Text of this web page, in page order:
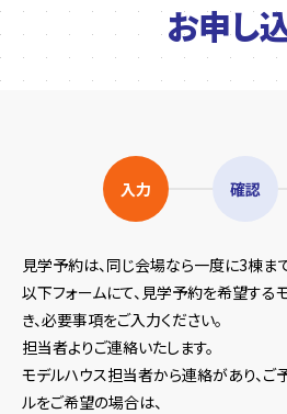
お申し
入力 確認
見学予約は、同じ会場なら一度に3棟ま
以下フォームにて、見学予約を希望する
き、必要事項をご入力ください。
担当者よりご連絡いたします。
モデルハウス担当者から連絡があり、ご
ルをご希望の場合は、